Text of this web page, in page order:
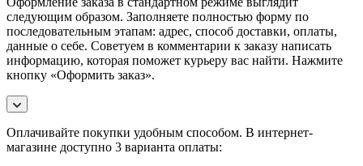
следующим образом. Заполняете полностью форму по
последовательным этапам: адрес, способ доставки, оплаты,
данные о себе. Советуем в комментарии к заказу написать
информацию, которая поможет курьеру вас найти. Нажмите
кнопку «Оформить заказ».
Оплачивайте покупки удобным способом. В интернет-
магазине доступно 3 варианта оплаты: